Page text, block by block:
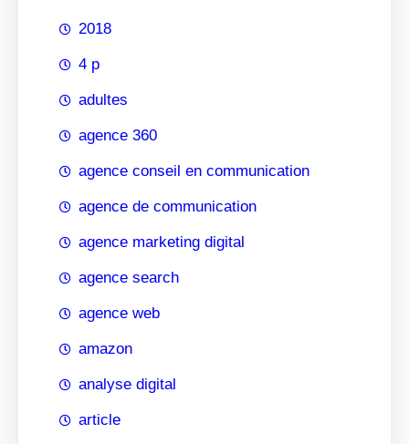
2018
4 p
adultes
agence 360
agence conseil en communication
agence de communication
agence marketing digital
agence search
agence web
amazon
analyse digital
article